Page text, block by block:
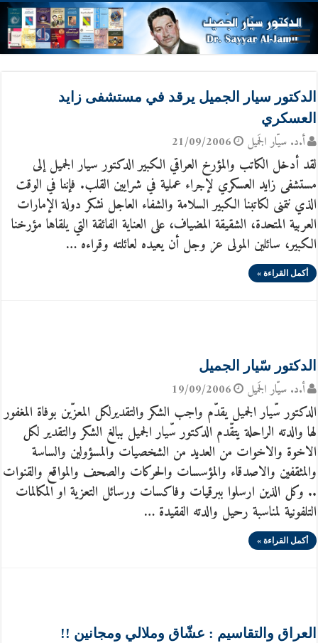
الدكتور سيار الجميل يرقد في مستشفى زايد
العسكري
أ.د. سيّار الجَميل 21/09/2006
لقد أدخل الكاتب والمؤرخ العراقي الكبير الدكتور سيار الجميل إلى
مستشفى زايد العسكري لإجراء عملية في شرايين القلب. فإننا في الوقت
الذي نتمنى لكاتبنا الكبير السلامة والشفاء العاجل نشكر دولة الإمارات
العربية المتحدة، الشقيقة المضياف، على العناية الفائقة التي يلقاها مؤرخنا
الكبير، سائلين المولى عز وجل أن يعيده لعائلته وقراءه …
أكمل القراءة »
الدكتور سّيار الجميل
أ.د. سيّار الجَميل 19/09/2006
الدكتور سّيار الجميل يقدّم واجب الشكر والتقديرلكل المعزّين بوفاة المغفور
لها والدته الراحلة يتقّدم الدكتور سّيار الجميل ببالغ الشكر والتقدير لكل
الاخوة والاخوات من العديد من الشخصيات والمسؤولين والساسة
والمثقفين والاصدقاء والمؤسسات والحركات والصحف والمواقع والقنوات
.. وكل الذين ارسلوا ببرقيات وفاكسات ورسائل التعزية او المكالمات
التلفونية لمناسبة رحيل والدته الفقيدة …
أكمل القراءة »
العراق والتقاسيم : عشّاق وملالي ومجانين !!